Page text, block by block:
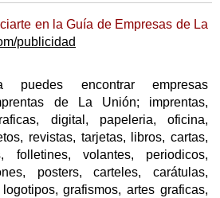
en la Guía de Empresas de La
publicidad
puedes encontrar empresas
de La Unión; imprentas,
digital, papeleria, oficina,
revistas, tarjetas, libros, cartas,
folletines, volantes, periodicos,
posters, carteles, carátulas,
grafismos, artes graficas,